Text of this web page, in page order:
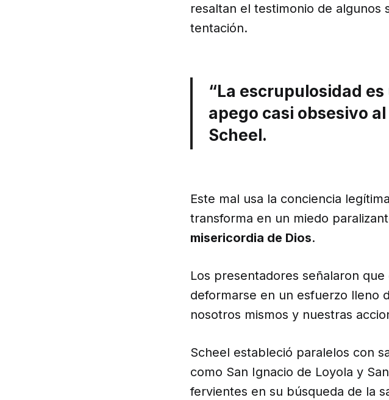
resaltan el testimonio de algunos
tentación.
“La escrupulosidad
apego casi obsesivo
Scheel.
Este mal usa la conciencia
transforma en un miedo
misericordia de Dios.
Los presentadores señalaron
deformarse en un esfuerzo lleno
nosotros mismos y nuestras
Scheel estableció paralelos con
como San Ignacio de Loyola y
fervientes en su búsqueda de la